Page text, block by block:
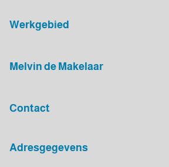
Werkgebied
Melvin de Makelaar
Contact
030 - 20 72 575
Adresgegevens